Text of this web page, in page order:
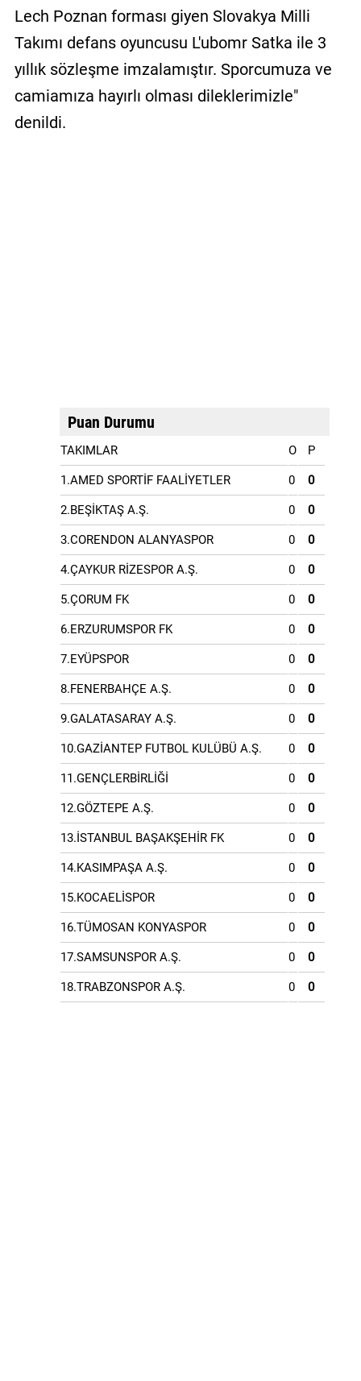
Lech Poznan forması giyen Slovakya Milli
Takımı defans oyuncusu L'ubomr Satka ile 3
yıllık sözleşme imzalamıştır. Sporcumuza ve
camiamıza hayırlı olması dileklerimizle"
denildi.
Puan Durumu
TAKIMLAR O P
1.AMED SPORTİF FAALİYETLER 0 0
2.BEŞİKTAŞ A.Ş. 0 0
3.CORENDON ALANYASPOR 0 0
4.ÇAYKUR RİZESPOR A.Ş. 0 0
5.ÇORUM FK 0 0
6.ERZURUMSPOR FK 0 0
7.EYÜPSPOR 0 0
8.FENERBAHÇE A.Ş. 0 0
9.GALATASARAY A.Ş. 0 0
10.GAZİANTEP FUTBOL KULÜBÜ A.Ş. 0 0
11.GENÇLERBİRLİĞİ 0 0
12.GÖZTEPE A.Ş. 0 0
13.İSTANBUL BAŞAKŞEHİR FK 0 0
14.KASIMPAŞA A.Ş. 0 0
15.KOCAELİSPOR 0 0
16.TÜMOSAN KONYASPOR 0 0
17.SAMSUNSPOR A.Ş. 0 0
18.TRABZONSPOR A.Ş. 0 0